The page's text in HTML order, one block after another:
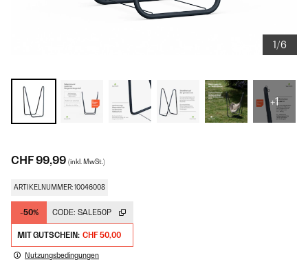
1/6
+1
CHF 99,99 (inkl. MwSt.)
ARTIKELNUMMER: 10046008
-50% CODE: SALE50P
MIT GUTSCHEIN: CHF 50,00
Nutzungsbedingungen